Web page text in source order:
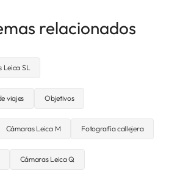
relacionados
Leica SL
viajes Objetivos
Cámaras Leica M Fotografía callejera
Cámaras Leica Q